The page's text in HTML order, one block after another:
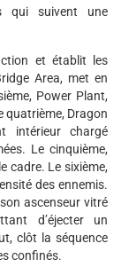
qui suivent une
et établit les
Area, met en
Power Plant,
quatrième, Dragon
intérieur chargé
Le cinquième,
cadre. Le sixième,
des ennemis.
ascenseur vitré
d’éjecter un
clôt la séquence
confinés.